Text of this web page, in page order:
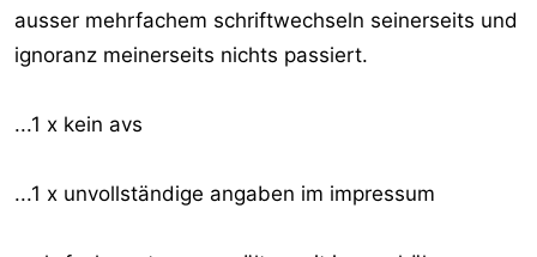
ausser mehrfachem schriftwechseln seinerseits und
ignoranz meinerseits nichts passiert.
...1 x kein avs
...1 x unvollständige angaben im impressum